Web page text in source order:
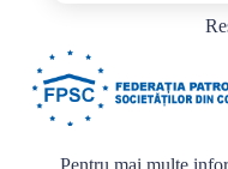
Pentru mai multe